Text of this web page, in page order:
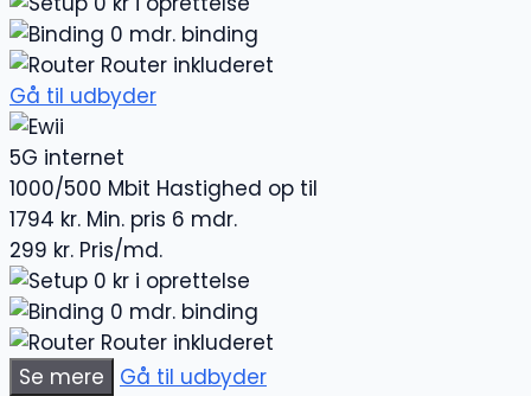
0 mdr. binding
Router inkluderet
Gå til udbyder
5G internet
1000/500 Mbit Hastighed op til
1794 kr. Min. pris 6 mdr.
299 kr. Pris/md.
0 kr i oprettelse
0 mdr. binding
Router inkluderet
Se mere
Gå til udbyder